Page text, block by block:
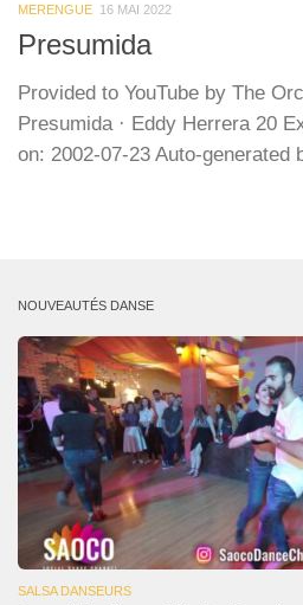
MERENGUE 16 MAI 2022
Presumida
Provided to YouTube by The
Presumida · Eddy Herrera 20
on: 2002-07-23 Auto-generated
NOUVEAUTÉS DANSE
SALSA DANSEURS